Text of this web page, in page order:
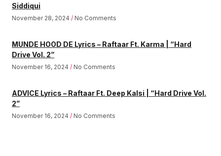
Siddiqui
November 28, 2024 No Comments
MUNDE HOOD DE Lyrics – Raftaar Ft. Karma | “Hard
Drive Vol. 2”
November 16, 2024 No Comments
ADVICE Lyrics – Raftaar Ft. Deep Kalsi | “Hard Drive Vol.
2”
November 16, 2024 No Comments